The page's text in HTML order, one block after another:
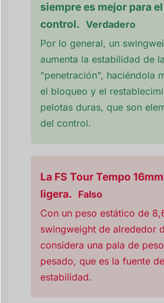
siempre es mejor para el
control. Verdadero
Por lo general, un
aumenta la estabilidad de
"penetración", haciéndola
el bloqueo y el
pelotas duras, que son
del control.
La FS Tour Tempo
ligera. Falso
Con un peso estático de
swingweight de alrededor
considera una pala de
pesado, que es la fuente
estabilidad.